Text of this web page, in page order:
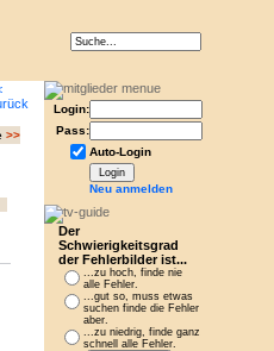
Login:
Pass:
Auto-Login
Neu anmelden
Der
Schwierigkeitsgrad
der Fehlerbilder ist...
...zu hoch, finde nie
alle Fehler.
...gut so, muss etwas
suchen finde die Fehler
aber.
...zu niedrig, finde ganz
schnell alle Fehler.
>>